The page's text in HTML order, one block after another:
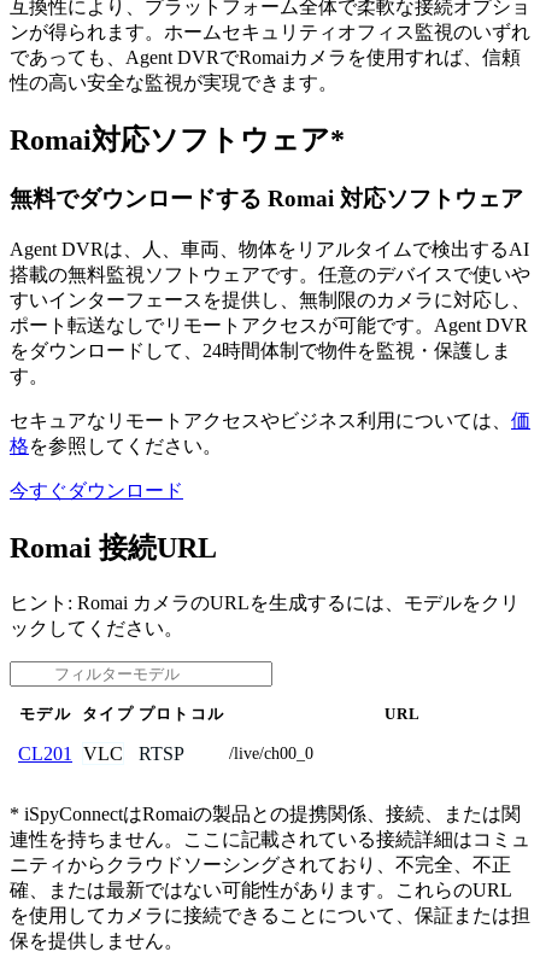
互換性により、プラットフォーム全体で柔軟な接続オプショ
ンが得られます。ホームセキュリティオフィス監視のいずれ
であっても、Agent DVRでRomaiカメラを使用すれば、信頼
性の高い安全な監視が実現できます。
Romai対応ソフトウェア*
無料でダウンロードする Romai 対応ソフトウェア
Agent DVRは、人、車両、物体をリアルタイムで検出するAI
搭載の無料監視ソフトウェアです。任意のデバイスで使いや
すいインターフェースを提供し、無制限のカメラに対応し、
ポート転送なしでリモートアクセスが可能です。Agent DVR
をダウンロードして、24時間体制で物件を監視・保護しま
す。
セキュアなリモートアクセスやビジネス利用については、 価
格を参照してください。
今すぐダウンロード
Romai 接続URL
ヒント: Romai カメラのURLを生成するには、モデルをクリ
ックしてください。
モデル タイプ プロトコル URL
CL201 VLC RTSP /live/ch00_0
* iSpyConnectはRomaiの製品との提携関係、接続、または関
連性を持ちません。ここに記載されている接続詳細はコミュ
ニティからクラウドソーシングされており、不完全、不正
確、または最新ではない可能性があります。これらのURL
を使用してカメラに接続できることについて、保証または担
保を提供しません。